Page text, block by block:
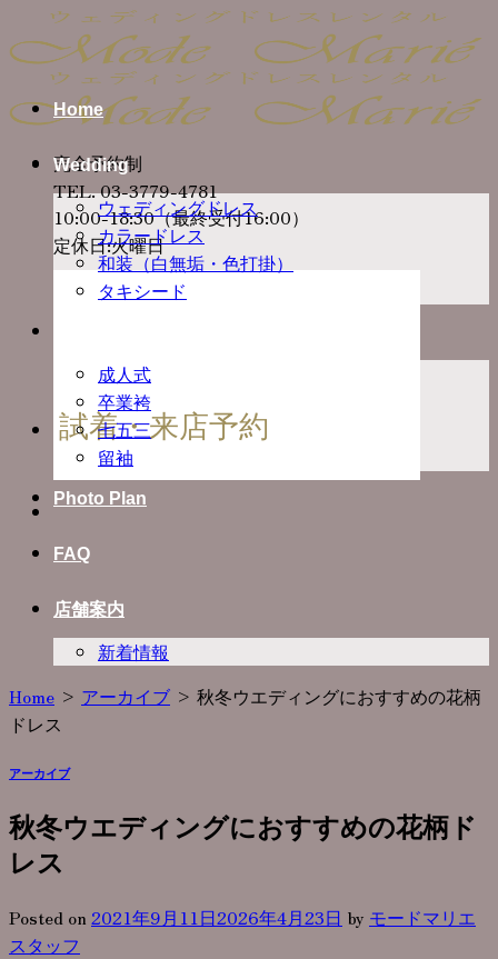
to
content
完全予約制
TEL. 03-3779-4781
10:00-18:30（最終受付16:00）
定休日:火曜日
試着・来店予約
Home
Wedding
ウェディングドレス
カラードレス
和装（白無垢・色打掛）
タキシード
成人式
卒業袴
七五三
留袖
Photo Plan
FAQ
店舗案内
新着情報
Home > アーカイブ > 秋冬ウエディングにおすすめの花柄
ドレス
アーカイブ
秋冬ウエディングにおすすめの花柄ド
レス
Posted on 2021年9月11日2026年4月23日 by モードマリエ
スタッフ